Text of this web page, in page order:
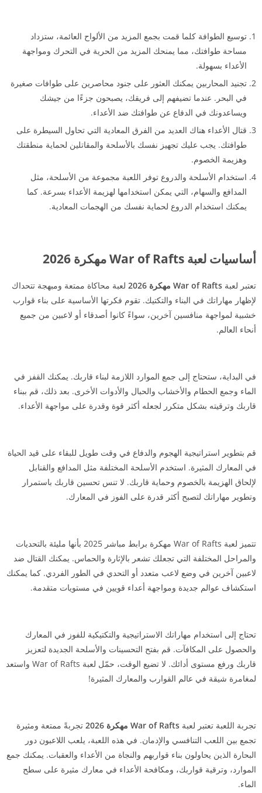
توسيع الطوافة كلما قمت بجمع المزيد من الألواح العائمة، ستزداد
مساحة طوافتك، مما يمنحك المزيد من الحرية في التحرك ومواجهة
الأعداء بسهولة.
تجنيد المحاربين يمكنك العثور على جنود محاصرين على طوافات صغيرة
في البحر. عندما تضيفهم إلى فريقك، يصبحون جزءًا من جيشك
ويساعدونك في الدفاع عن طوافتك ضد الأعداء.
قتال الأعداء هناك العديد من الفرق المعادية التي تحاول السيطرة على
طوافتك. يجب عليك تجهيز نفسك بالأسلحة والمقاتلين لحماية منطقتك
وهزيمة الخصوم.
استخدام الأسلحة والدروع توفر اللعبة مجموعة من الأسلحة، مثل
المدافع والسهام، التي يمكن استخدامها لهزيمة الأعداء بسرعة. كما
يمكنك استخدام الدروع لحماية نفسك من الهجمات المعادية.
أساسيات لعبة War of Rafts مهكرة 2026
تعتبر لعبة War of Rafts مهكرة 2026
لعبة محاكاة ممتعة ومبهجة تتحداك
لإظهار مهاراتك في البناء والتكتيك. تقوم فكرتها الأساسية على بناء قوارب
خشبية لمواجهة منافسين آخرين، سواءً كانوا أصدقاء أو لاعبين من جميع
أنحاء العالم.
في البداية، ستحتاج إلى جمع الموارد اللازمة لبناء قاربك. يمكنك القفز في
الماء وجمع الحطام والأخشاب والحبال والأدوات الأخرى. بعد ذلك، قم ببناء
قاربك وترقيته بشكل متكرر لجعله أكثر قوة وقدرة على مواجهة الأعداء.
قم بتطوير استراتيجية الهجوم والدفاع في وقت طويل للبقاء على قيد الحياة
في المعارك المثيرة. استخدم الأسلحة المختلفة مثل المدافع والقنابل
لإلحاق الهزيمة بالخصوم وحماية قاربك. لا تنس تحسين قاربك باستمرار
وتطوير مهاراتك لتصبح أكثر قدرة على الفوز في المعارك.
تتميز لعبة War of Rafts مهكرة برابط مباشر 2025 بأنها مليئة بالتحديات
والمراحل المختلفة التي تجعلك تشعر بالإثارة والحماس. يمكنك القتال ضد
لاعبين آخرين في وضع لاعب متعدد أو التحدي في الطور الفردي. كما يمكنك
استكشاف عوالم جديدة ومواجهة أعداء قويين في مستويات متقدمة.
تحتاج إلى استخدام مهاراتك الاستراتيجية والتكتيكية للفوز في المعارك
والحصول على المكافآت. قم بفتح التحسينات والأسلحة الجديدة لتعزيز
قاربك ورفع مستوى أدائك. لا تضيع الوقت، حمّل لعبة War of Rafts واستعد
لمغامرة شيقة في عالم القوارب والمعارك المثيرة!
تجربة اللعبة تعتبر لعبة War of Rafts مهكرة 2026
تجربةً ممتعة ومثيرة
تجمع بين اللعب التنافسي والإدمان. في هذه اللعبة، يلعب اللاعبون دور
البحارة الذين يحاولون بناء قواربهم والنجاة من الأعداء والعقبات. يمكنك جمع
الموارد، وترقية قواربك، ومكافحة الأعداء في معارك مثيرة على سطح
الماء.